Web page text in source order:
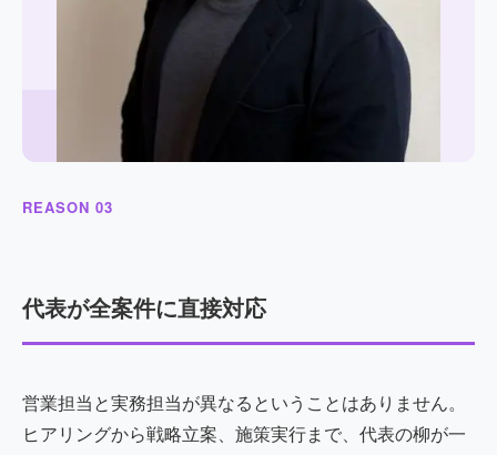
REASON 03
代表が全案件に直接対応
営業担当と実務担当が異なるということはありません。
ヒアリングから戦略立案、施策実行まで、代表の柳が一